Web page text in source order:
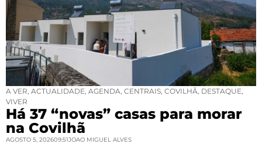
A VER ACTUALIDADE AGENDA CENTRAIS COVILHÃ DESTAQUE
VIVER
Há 37 “novas” casas para morar
na Covilhã
AGOSTO 5, 202609:51JOAO MIGUEL ALVES